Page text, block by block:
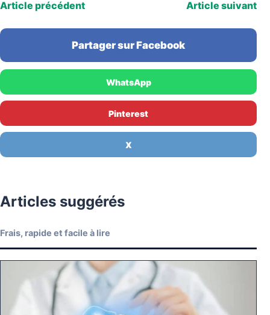
Article précédent Article suivant
Partager sur Facebook
WhatsApp
Pinterest
X
Articles suggérés
Frais, rapide et facile à lire